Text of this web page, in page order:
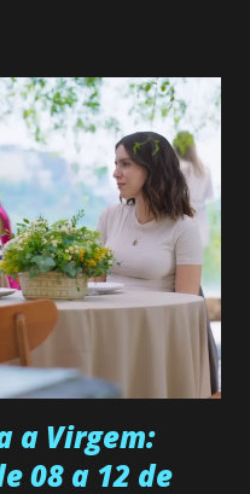
o homem que realmente
todas as suas energias a
e se orgulhando de
ingressar na
muito alegre, é
criativa e
ótima amiga. Pode ser
decide fazer algo.
é inseminada por eng...
a Virgem:
08 a 12 de